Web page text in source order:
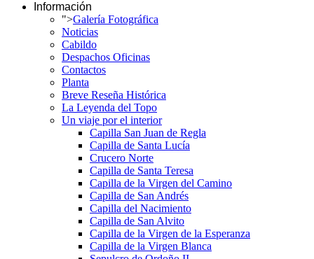
Información
">Galería Fotográfica
Noticias
Cabildo
Despachos Oficinas
Contactos
Planta
Breve Reseña Histórica
La Leyenda del Topo
Un viaje por el interior
Capilla San Juan de Regla
Capilla de Santa Lucía
Crucero Norte
Capilla de Santa Teresa
Capilla de la Virgen del Camino
Capilla de San Andrés
Capilla del Nacimiento
Capilla de San Alvito
Capilla de la Virgen de la Esperanza
Capilla de la Virgen Blanca